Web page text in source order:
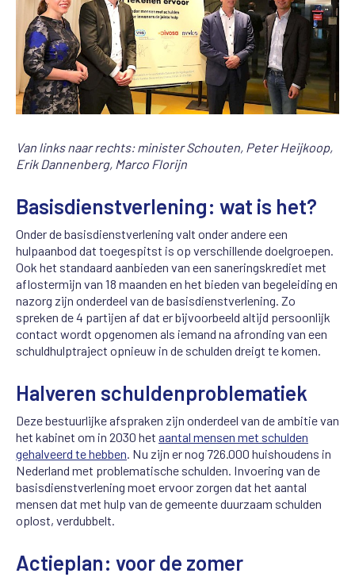
Van links naar rechts: minister Schouten, Peter Heijkoop,
Erik Dannenberg, Marco Florijn
Basisdienstverlening: wat is het?
Onder de basisdienstverlening valt onder andere een
hulpaanbod dat toegespitst is op verschillende doelgroepen.
Ook het standaard aanbieden van een saneringskrediet met
aflostermijn van 18 maanden en het bieden van begeleiding en
nazorg zijn onderdeel van de basisdienstverlening. Zo
spreken de 4 partijen af dat er bijvoorbeeld altijd persoonlijk
contact wordt opgenomen als iemand na afronding van een
schuldhulptraject opnieuw in de schulden dreigt te komen.
Halveren schuldenproblematiek
Deze bestuurlijke afspraken zijn onderdeel van de ambitie van
het kabinet om in 2030 het aantal mensen met schulden
gehalveerd te hebben. Nu zijn er nog 726.000 huishoudens in
Nederland met problematische schulden. Invoering van de
basisdienstverlening moet ervoor zorgen dat het aantal
mensen dat met hulp van de gemeente duurzaam schulden
oplost, verdubbelt.
Actieplan: voor de zomer